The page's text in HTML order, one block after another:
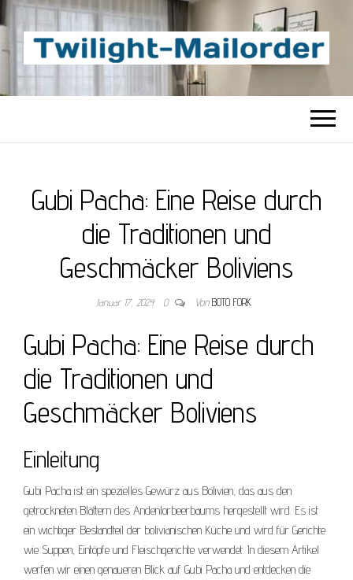
TWILIGHT-
MAILORDER
Beste Content-Sharing-Site
Gubi Pacha: Eine Reise durch
die Traditionen und
Geschmäcker Boliviens
Januar 17, 2024 0 Von BOTO FORK
Gubi Pacha: Eine Reise durch
die Traditionen und
Geschmäcker Boliviens
Einleitung
Gubi Pacha ist ein spezielles Gewürz aus Bolivien, das aus den
getrockneten Blättern des Andenlorbeerbaums hergestellt wird. Es ist
ein wichtiger Bestandteil der bolivianischen Küche und wird für Gerichte
wie Suppen, Eintöpfe und Fleischgerichte verwendet. In diesem Artikel
werfen wir einen genaueren Blick auf Gubi Pacha und entdecken die